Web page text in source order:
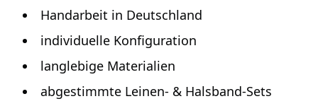
Handarbeit in Deutschland
individuelle Konfiguration
langlebige Materialien
abgestimmte Leinen- & Halsband-Sets